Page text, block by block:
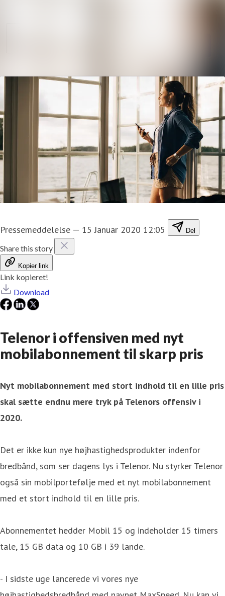
Pressemeddelelse — 15 Januar 2020 12:05 Del
Share this story
Kopier link
Link kopieret!
Download
​Telenor i offensiven med nyt
mobilabonnement til skarp pris
Nyt mobilabonnement med stort indhold til en lille pris
skal sætte endnu mere tryk på Telenors offensiv i
2020.
Det er ikke kun nye højhastighedsprodukter indenfor
bredbånd, som ser dagens lys i Telenor. Nu styrker Telenor
også sin mobilportefølje med et nyt mobilabonnement
med et stort indhold til en lille pris.
Abonnementet hedder Mobil 15 og indeholder 15 timers
tale, 15 GB data og 10 GB i 39 lande.
- I sidste uge lancerede vi vores nye